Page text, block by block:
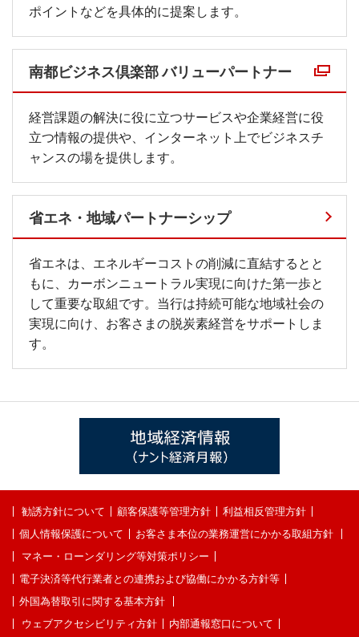
ポイントなどを具体的に提案します。
南都ビジネス倶楽部 バリューパートナー
外部リンク
経営課題の解決に役に立つサービスや企業経営に役
立つ情報の提供や、インターネット上でビジネスチ
ャンスの場を提供します。
省エネ・地域パートナーシップ
省エネは、エネルギーコストの削減に直結するとと
もに、カーボンニュートラル実現に向けた第一歩と
して重要な取組です。当行は持続可能な地域社会の
実現に向け、お客さまの脱炭素経営をサポートしま
す。
勧誘方針について 顧客保護等管理方針
利益相反管理方針
個人情報保護について
お客さま本位の業務運営にかかる取組方針
マネー・ローンダリング等対策ポリシー
電子決済等代行業者との連携および協働にかかる方針等
外国為替取引に関する基本方針
ウェブアクセシビリティ方針
内部通報窓口について